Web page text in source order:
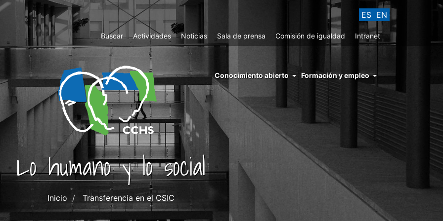
ES EN
Top
Menu
Buscar Actividades Noticias Sala de prensa Comisión de igualdad Intranet
menu
right
cchs
conocimiento
abierto
Conocimiento abierto Formación y empleo
Lo humano y lo social
Inicio Transferencia en el CSIC